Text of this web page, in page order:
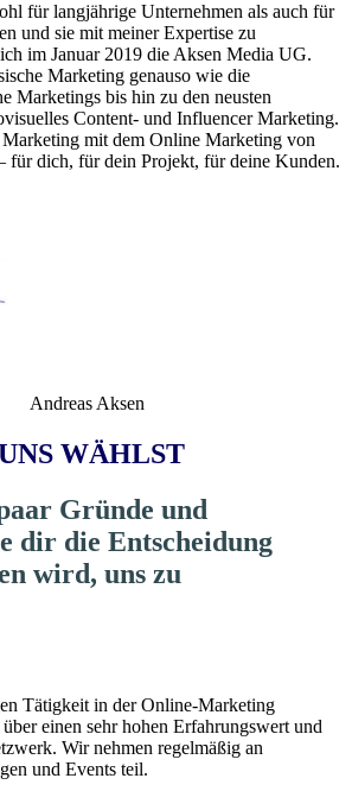
für langjährige Unternehmen als auch für
und sie mit meiner Expertise zu
im Januar 2019 die Aksen Media UG.
Marketing genauso wie die
Marketings bis hin zu den neusten
Content- und Influencer Marketing.
mit dem Online Marketing von
für dich, für dein Projekt, für deine Kunden.
Andreas Aksen
WÄHLST
Gründe und
dir die Entscheidung
wird, uns zu
Tätigkeit in der Online-Marketing
einen sehr hohen Erfahrungswert und
Wir nehmen regelmäßig an
und Events teil.